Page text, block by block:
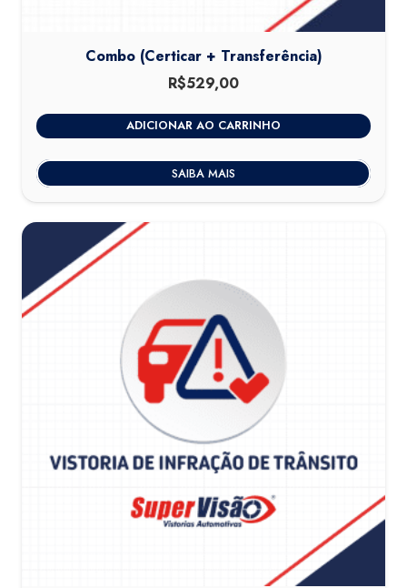
Combo (Certicar + Transferência)
R$529,00
ADICIONAR AO CARRINHO
SAIBA MAIS